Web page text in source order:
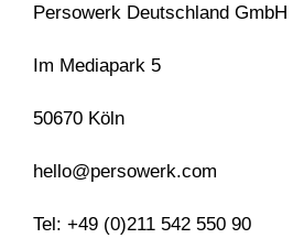
Persowerk Deutschland GmbH
Im Mediapark 5
50670 Köln
hello@persowerk.com
Tel: +49 (0)211 542 550 90